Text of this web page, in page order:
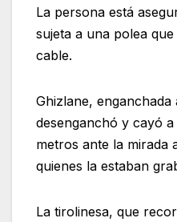
La persona está
sujeta a una polea
cable.
Ghizlane,
desenganchó y cayó
metros ante la mirada
quienes la estaban
La tirolinesa, que